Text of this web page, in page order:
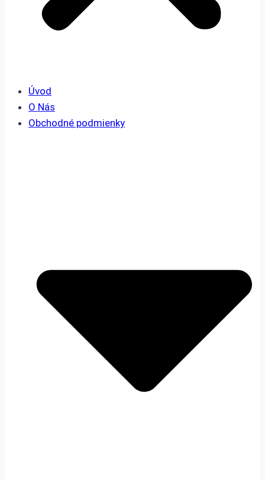
Úvod
O Nás
Obchodné podmienky